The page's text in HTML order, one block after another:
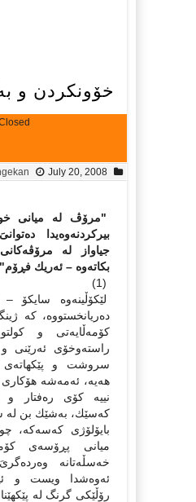
خۆونكردن و
July 20, 2008
"مرۆڤ لە میانى
بیركردنەوەیدا
جیاواز لە
بكاتەوە – ئەریك فڕۆم"
(1)
لێكۆڵینەوە سایكۆ –
دەریانخستووە، كە
كۆمەڵایەتى و
راستەوخۆى ئەرێنى و
سروشت و پێكهاتەى
هەیە، ئەمەشە
نییە كۆى رەفتار و
كەسێك، بەشێك بن لە
بایۆلۆژى كەسەكە،
میانى پڕۆسەى
خەسڵەتانە
ئەوەشدا ویست و
رۆڵێكى گرنگ لە